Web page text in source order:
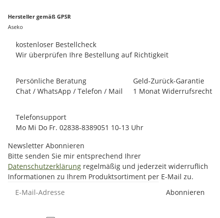
Hersteller gemäß GPSR
Aseko
kostenloser Bestellcheck
Wir überprüfen Ihre Bestellung auf Richtigkeit
Persönliche Beratung
Chat / WhatsApp / Telefon / Mail
Geld-Zurück-Garantie
1 Monat Widerrufsrecht
Telefonsupport
Mo Mi Do Fr. 02838-8389051 10-13 Uhr
Newsletter Abonnieren
Bitte senden Sie mir entsprechend Ihrer
Datenschutzerklärung regelmäßig und jederzeit widerruflich
Informationen zu Ihrem Produktsortiment per E-Mail zu.
Abonnieren